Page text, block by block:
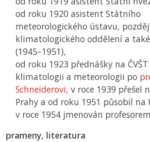
od roku 1920 asistent Státního
meteorologického ústavu,
klimatologického oddělení a
(1945–1951),
od roku 1923 přednášky na ČVŠT
klimatologii a meteorologii po
Schneiderovi, v roce 1939 přešel
Prahy a od roku 1951 působil na
v roce 1954 jmenován profesorem
prameny, literatura